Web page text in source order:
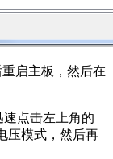
启主板，然后在
速点击左上角的
压模式，然后再